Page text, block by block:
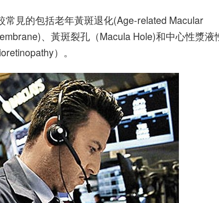
見的包括老年黃斑退化(Age-related Macular
、黃斑裂孔（Macula Hole)和中心性漿液
）。